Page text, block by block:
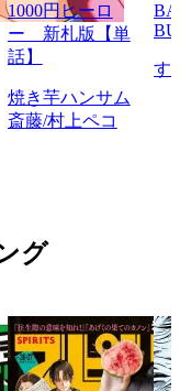
1000円ヒーロ
ー 新札版【単
話】
焼き芋ハンサム
斎藤/村上ペコ
す
グ